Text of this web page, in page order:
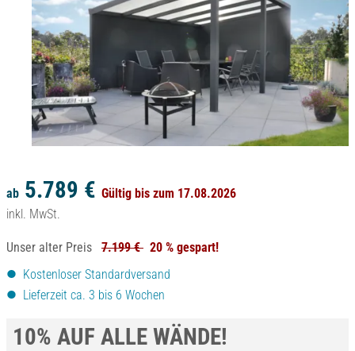
ab 5.789 € Gültig bis zum 17.08.2026
inkl. MwSt.
Unser alter Preis 7.199 € 20 % gespart!
Kostenloser Standardversand
Lieferzeit ca. 3 bis 6 Wochen
10% AUF ALLE WÄNDE!